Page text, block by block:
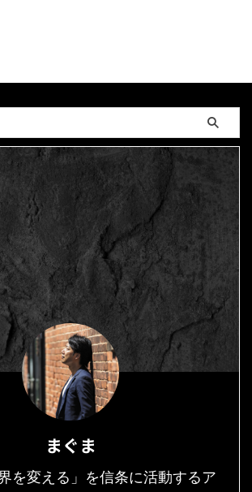
まぐま
を変える」を信条に活動するア